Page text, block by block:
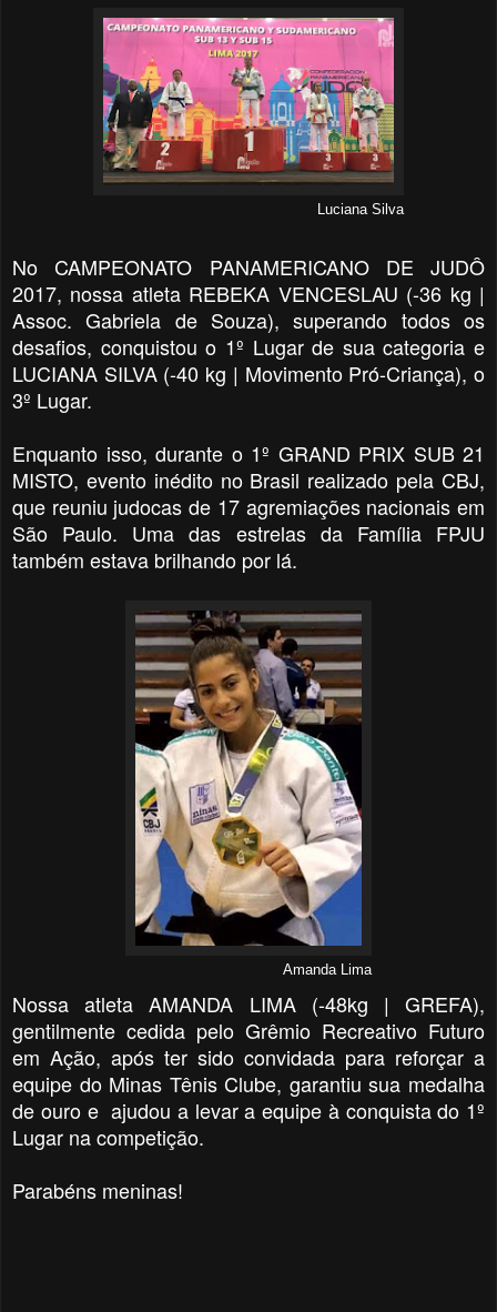
Luciana Silva
No CAMPEONATO PANAMERICANO DE JUDÔ
2017, nossa atleta REBEKA VENCESLAU (-36 kg |
Assoc. Gabriela de Souza), superando todos os
desafios, conquistou o 1º Lugar de sua categoria e
LUCIANA SILVA (-40 kg | Movimento Pró-Criança), o
3º Lugar.
Enquanto isso, durante o 1º GRAND PRIX SUB 21
MISTO, evento inédito no Brasil realizado pela CBJ,
que reuniu judocas de 17 agremiações nacionais em
São Paulo. Uma das estrelas da Família FPJU
também estava brilhando por lá.
Amanda Lima
Nossa atleta AMANDA LIMA (-48kg | GREFA),
gentilmente cedida pelo Grêmio Recreativo Futuro
em Ação, após ter sido convidada para reforçar a
equipe do Minas Tênis Clube, garantiu sua medalha
de ouro e ajudou a levar a equipe à conquista do 1º
Lugar na competição.
Parabéns meninas!